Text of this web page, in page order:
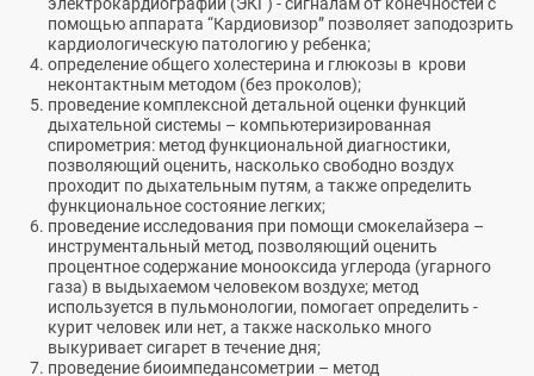
электрокардиографии (ЭКГ) - сигналам от конечностей с
помощью аппарата “Кардиовизор” позволяет заподозрить
кардиологическую патологию у ребенка;
определение общего холестерина и глюкозы в крови
неконтактным методом (без проколов);
проведение комплексной детальной оценки функций
дыхательной системы – компьютеризированная
спирометрия: метод функциональной диагностики,
позволяющий оценить, насколько свободно воздух
проходит по дыхательным путям, а также определить
функциональное состояние легких;
проведение исследования при помощи смокелайзера –
инструментальный метод, позволяющий оценить
процентное содержание монооксида углерода (угарного
газа) в выдыхаемом человеком воздухе; метод
используется в пульмонологии, помогает определить -
курит человек или нет, а также насколько много
выкуривает сигарет в течение дня;
проведение биоимпедансометрии – метод